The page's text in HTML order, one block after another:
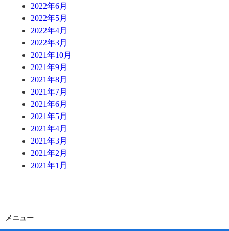
2022年6月
2022年5月
2022年4月
2022年3月
2021年10月
2021年9月
2021年8月
2021年7月
2021年6月
2021年5月
2021年4月
2021年3月
2021年2月
2021年1月
メニュー